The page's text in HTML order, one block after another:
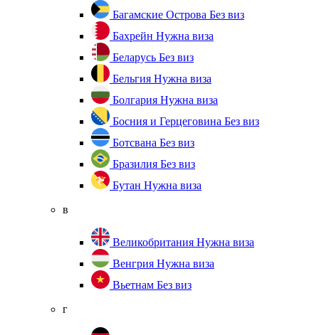
Багамские Острова Без виз
Бахрейн Нужна виза
Беларусь Без виз
Бельгия Нужна виза
Болгария Нужна виза
Босния и Герцеговина Без виз
Ботсвана Без виз
Бразилия Без виз
Бутан Нужна виза
в
Великобритания Нужна виза
Венгрия Нужна виза
Вьетнам Без виз
г